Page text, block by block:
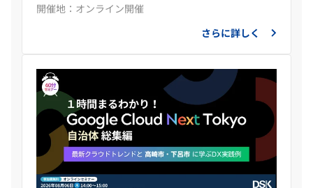
開催地：オンライン開催
さらに詳しく